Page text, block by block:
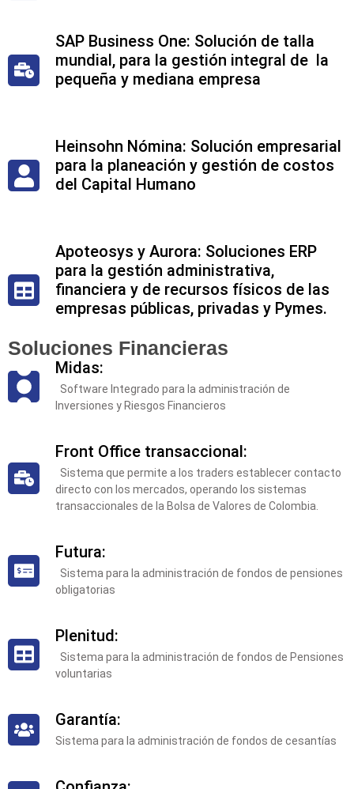
SAP Business One: Solución de talla
mundial, para la gestión integral de la
pequeña y mediana empresa
Heinsohn Nómina: Solución empresarial
para la planeación y gestión de costos
del Capital Humano
Apoteosys y Aurora: Soluciones ERP
para la gestión administrativa,
financiera y de recursos físicos de las
empresas públicas, privadas y Pymes.
Soluciones Financieras
Midas:
Software Integrado para la administración de
Inversiones y Riesgos Financieros
Front Office transaccional:
Sistema que permite a los traders establecer contacto
directo con los mercados, operando los sistemas
transaccionales de la Bolsa de Valores de Colombia.
Futura:
Sistema para la administración de fondos de pensiones
obligatorias
Plenitud:
Sistema para la administración de fondos de Pensiones
voluntarias
Garantía:
Sistema para la administración de fondos de cesantías